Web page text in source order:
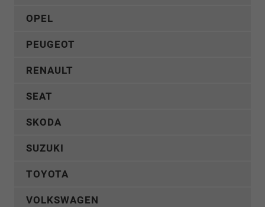
OPEL
PEUGEOT
RENAULT
SEAT
SKODA
SUZUKI
TOYOTA
VOLKSWAGEN